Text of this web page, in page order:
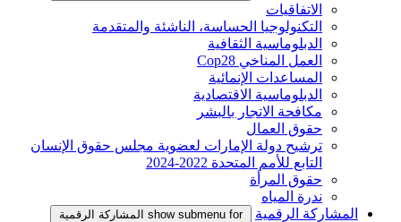
الاتفاقيات
التكنولوجيا الحساسة، الناشئة والمتقدمة
الدبلوماسية الثقافية
العمل المناخي Cop28
المساعدات الإنمائية
الدبلوماسية الاقتصادية
مكافحة الاتجار بالبشر
حقوق العمال
ترشيح دولة الإمارات لعضوية مجلس حقوق الإنسان
التابع للأمم المتحدة 2022-2024
حقوق المرأة
ندرة المياه
المشاركة الرقمية
show submenu for المشاركة الرقمية